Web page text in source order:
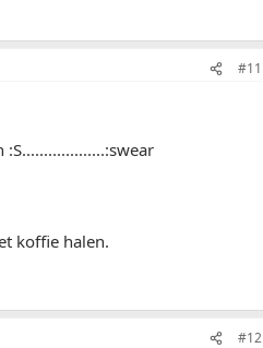
#11
koffie halen.
#12